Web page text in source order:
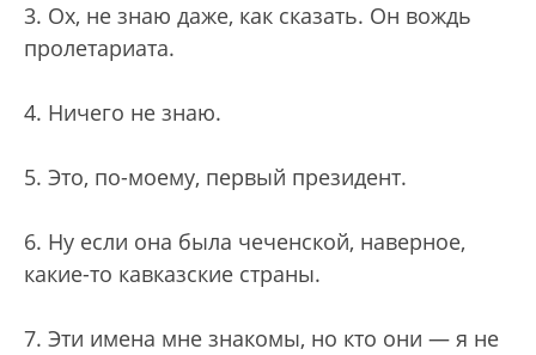
3. Ох, не знаю даже, как сказать. Он вождь
пролетариата.
4. Ничего не знаю.
5. Это, по-моему, первый президент.
6. Ну если она была чеченской, наверное,
какие-то кавказские страны.
7. Эти имена мне знакомы, но кто они — я не